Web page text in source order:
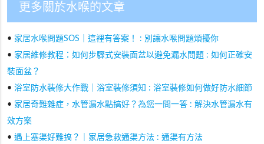
更多關於水喉的文章
• 家居水喉問題SOS｜這裡有答案！ : 別讓水喉問題煩擾你
• 家居維修教程：如何步驟式安裝面盆以避免漏水問題 : 如何正確安
裝面盆？
• 浴室防水裝修大作戰｜浴室裝修須知 : 浴室裝修如何做好防水細節
• 家居奇難雜症，水管漏水點搞好？為您一問一答 : 解決水管漏水有
效方案
• 遇上塞渠好難搞？｜家居急救通渠方法 : 通渠有方法